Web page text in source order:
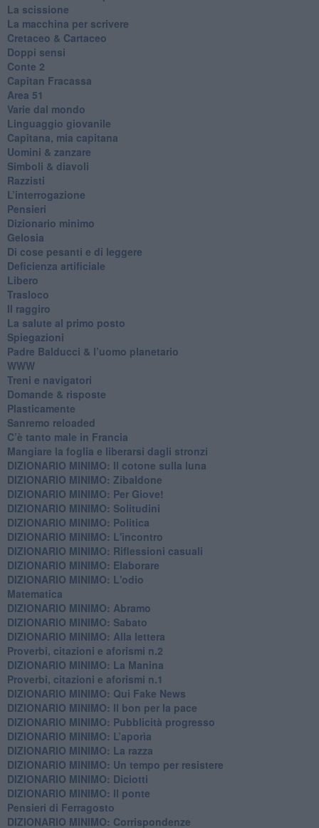
La scissione
La macchina per scrivere
Cretaceo & Cartaceo
Doppi sensi
​Conte 2
​Capitan Fracassa
​Area 51
Varie dal mondo
​Linguaggio giovanile
​Capitana, mia capitana
Uomini & zanzare
​Simboli & diavoli
Razzisti
​L’interrogazione
Pensieri
​Dizionario minimo
Gelosia
Di cose pesanti e di leggere
​Deficienza artificiale
Libero
Trasloco
Il raggiro
​La salute al primo posto
Spiegazioni
Padre Balducci & l’uomo planetario
WWW
​Treni e navigatori
​Domande & risposte
​Plasticamente
Sanremo reloaded
C’è tanto male in Francia
​Mangiare la foglia e liberarsi dagli stronzi
DIZIONARIO MINIMO: Il cotone sulla luna
DIZIONARIO MINIMO: Zibaldone
DIZIONARIO MINIMO: Per Giove!
DIZIONARIO MINIMO: Solitudini
DIZIONARIO MINIMO: Politica
DIZIONARIO MINIMO: L'incontro
DIZIONARIO MINIMO: Riflessioni casuali
DIZIONARIO MINIMO: Elaborare
DIZIONARIO MINIMO: L'odio
​Matematica
DIZIONARIO MINIMO: Abramo
DIZIONARIO MINIMO: Sabato
​DIZIONARIO MINIMO: Alla lettera
Proverbi, citazioni e aforismi n.2
DIZIONARIO MINIMO: La Manina
​Proverbi, citazioni e aforismi n.1
DIZIONARIO MINIMO: Qui Fake News
DIZIONARIO MINIMO: ​Il bon per la pace
DIZIONARIO MINIMO: Pubblicità progresso
DIZIONARIO MINIMO: L’aporìa
DIZIONARIO MINIMO: La razza
DIZIONARIO MINIMO: Un tempo per resistere
DIZIONARIO MINIMO: Diciotti
DIZIONARIO MINIMO: Il ponte
Pensieri di Ferragosto
DIZIONARIO MINIMO: Corrispondenze